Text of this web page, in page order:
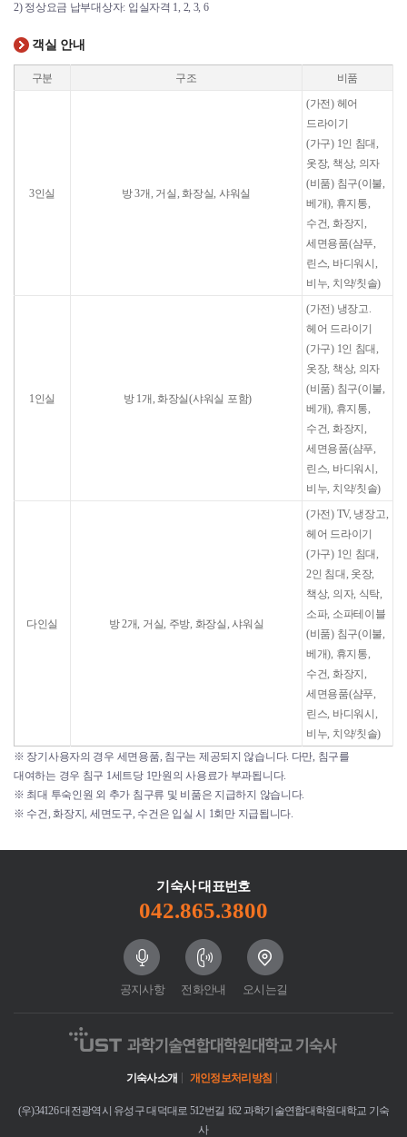
2) 정상요금 납부대상자: 입실자격 1, 2, 3, 6
객실 안내
구분 구조 비품
3인실 방 3개, 거실, 화장실, 샤워실
(가전)헤어
드라이기
(가구)1인 침대,
옷장, 책상, 의자
(비품)침구(이불,
베개), 휴지통,
수건, 화장지,
세면용품(샴푸,
린스, 바디워시,
비누, 치약/칫솔)
1인실 방 1개, 화장실(샤워실 포함)
(가전) 냉장고.
헤어 드라이기
(가구) 1인 침대,
옷장, 책상, 의자
(비품) 침구(이불,
베개), 휴지통,
수건, 화장지,
세면용품(샴푸,
린스, 바디워시,
비누, 치약/칫솔)
다인실 방 2개, 거실, 주방, 화장실, 샤워실
(가전) TV, 냉장고,
헤어 드라이기
(가구)1인 침대,
2인 침대, 옷장,
책상, 의자, 식탁,
소파, 소파테이블
(비품)침구(이불,
베개), 휴지통,
수건, 화장지,
세면용품(샴푸,
린스, 바디워시,
비누, 치약/칫솔)
※ 장기사용자의 경우 세면용품, 침구는 제공되지 않습니다. 다만, 침구를
대여하는 경우 침구 1세트당 1만원의 사용료가 부과됩니다.
※ 최대 투숙인원 외 추가 침구류 및 비품은 지급하지 않습니다.
※ 수건, 화장지, 세면도구, 수건은 입실 시 1회만 지급됩니다.
기숙사 대표번호
042.865.3800
공지사항 전화안내 오시는길
기숙사소개 개인정보처리방침
(우)34126 대전광역시 유성구 대덕대로 512번길 162 과학기술연합대학원대학교 기숙
사